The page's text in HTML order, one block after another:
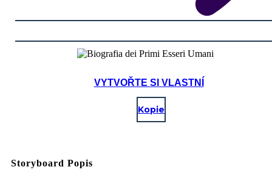
VYTVOŘTE SI VLASTNÍ
Kopie
Storyboard Popis